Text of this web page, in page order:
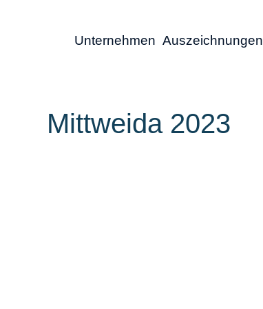
Unternehmen Auszeichnungen
Mittweida 2023